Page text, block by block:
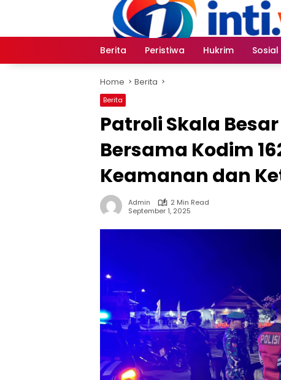
Berita
Peristiwa Hukrim Sosial
Home Berita
Berita
Patroli Skala
Bersama Kodim
Keamanan dan
Admin
2 Min Read
September 1, 2025